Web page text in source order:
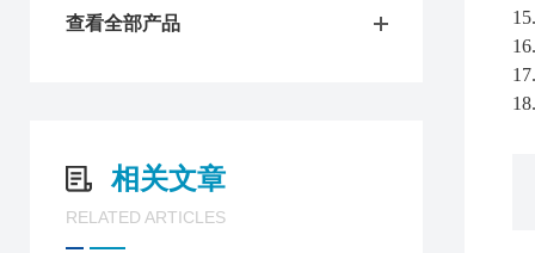
查看全部产品
相关文章
RELATED ARTICLES